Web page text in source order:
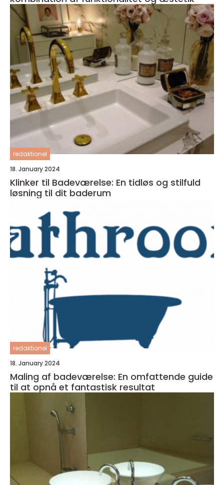
redaktionel
18. January 2024
Klinker til Badeværelse: En tidløs og stilfuld
løsning til dit baderum
redaktionel
18. January 2024
Maling af badeværelse: En omfattende guide
til at opnå et fantastisk resultat